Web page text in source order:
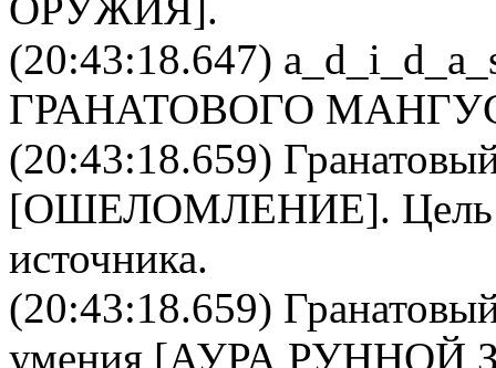
(20:43:18.647)
ГРАНАТОВОГО
(20:43:18.659)
[ОШЕЛОМЛЕНИЕ].
источника.
(20:43:18.659)
умения [АУРА